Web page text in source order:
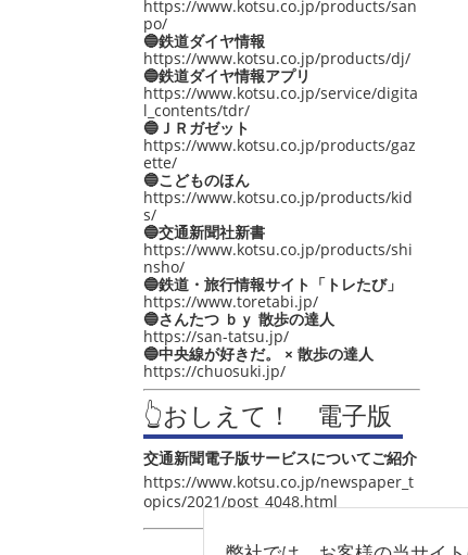
https://www.kotsu.co.jp/products/san
po/
🔵鉄道ダイヤ情報
https://www.kotsu.co.jp/products/dj/
🔵鉄道ダイヤ情報アプリ
https://www.kotsu.co.jp/service/digita
l_contents/tdr/
🔵ＪＲガゼット
https://www.kotsu.co.jp/products/gaz
ette/
🔵こどものほん
https://www.kotsu.co.jp/products/kid
s/
🔵交通新聞社新書
https://www.kotsu.co.jp/products/shi
nsho/
🔵鉄道・旅行情報サイト「トレたび」
https://www.toretabi.jp/
🔵さんたつ ｂｙ 散歩の達人
https://san-tatsu.jp/
🔵中央線が好きだ。 × 散歩の達人
https://chuosuki.jp/
👆おしえて！ 電子版
交通新聞電子版サービスについてご紹介
https://www.kotsu.co.jp/newspaper_t
opics/2021/post_4048.html